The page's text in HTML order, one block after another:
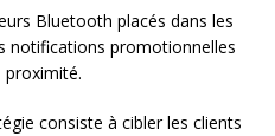
Bluetooth placés dans les
notifications promotionnelles
proximité.
consiste à cibler les clients